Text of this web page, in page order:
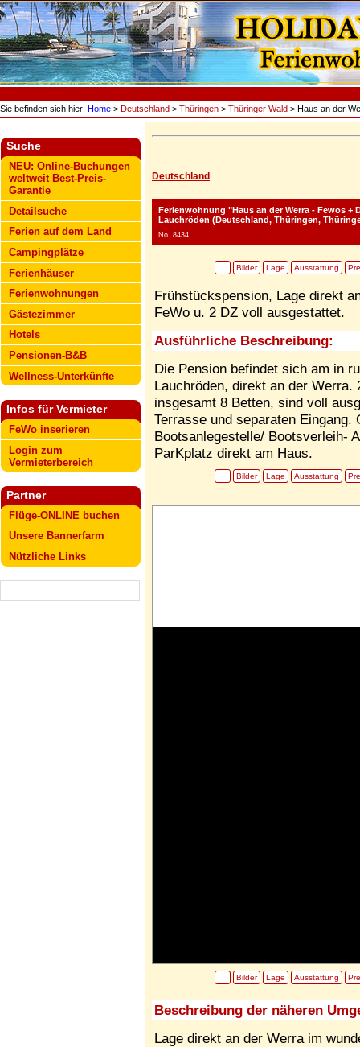
Sie befinden sich hier: Home > Deutschland > Thüringen > Thüringer Wald > Haus an der
Suche
NEU: Online-Buchungen
weltweit Best-Preis-
Garantie
Detailsuche
Ferien auf dem Land
Campingplätze
Ferienhäuser
Ferienwohnungen
Gästezimmer
Hotels
Pensionen-B&B
Wellness-Unterkünfte
Infos für Vermieter
FeWo inserieren
Login zum
Vermieterbereich
Partner
Flüge-ONLINE buchen
Unsere Bannerfarm
Nützliche Links
Deutschland
Ferienwohnung "Haus an der Werra - Fewos +
Lauchröden (Deutschland, Thüringen,
No. 8434
Bilder Lage Ausstattung
Frühstückspension, Lage direkt
FeWo u. 2 DZ voll ausgestattet.
Ausführliche Beschreibung:
Die Pension befindet sich am in
Lauchröden, direkt an der Werra.
insgesamt 8 Betten, sind voll
Terrasse und separaten
Bootsanlegestelle/ Bootsverleih-
ParKplatz direkt am Haus.
Bilder Lage Ausstattung
Bilder Lage Ausstattung
Beschreibung der näheren
Lage direkt an der Werra im